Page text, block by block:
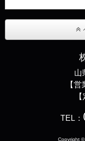
山
【
TEL：
Copyright ©